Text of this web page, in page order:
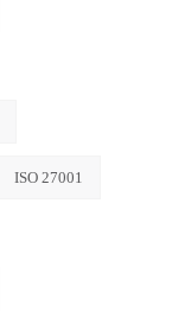
ISO 27001